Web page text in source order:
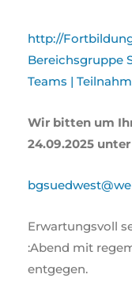
http://
Bereichsgruppe
Teams |
Wir bitten um
24.09.2025
Erwartungsvoll
:Abend mit
entgegen.